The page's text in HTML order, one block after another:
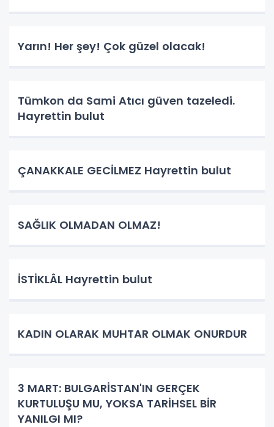
Yarın! Her şey! Çok güzel olacak!
Tümkon da Sami Atıcı güven tazeledi.
Hayrettin bulut
ÇANAKKALE GECİLMEZ Hayrettin bulut
SAĞLIK OLMADAN OLMAZ!
İSTİKLÂL Hayrettin bulut
KADIN OLARAK MUHTAR OLMAK ONURDUR
3 MART: BULGARİSTAN'IN GERÇEK
KURTULUŞU MU, YOKSA TARİHSEL BİR
YANILGI MI?